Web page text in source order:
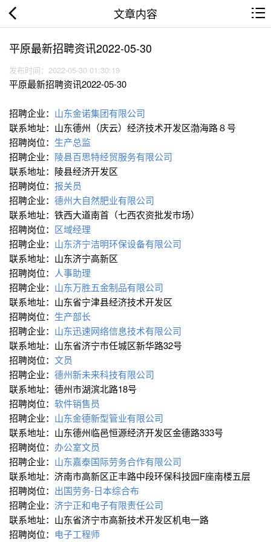
文章内容
平原最新招聘资讯2022-05-30
发布时间：2022-05-30 01:30:19
平原最新招聘资讯2022-05-30
招聘企业： 山东金诺集团有限公司
联系地址：山东德州（庆云）经济技术开发区渤海路８号
招聘岗位： 生产总监
招聘企业： 陵县百思特经贸服务有限公司
联系地址：陵县经济开发区
招聘岗位： 报关员
招聘企业： 德州大自然肥业有限公司
联系地址：铁西大道南首（七西农资批发市场）
招聘岗位： 区域经理
招聘企业： 山东济宁洁明环保设备有限公司
联系地址：山东济宁高新区
招聘岗位： 人事助理
招聘企业： 山东万胜五金制品有限公司
联系地址：山东省宁津县经济技术开发区
招聘岗位： 生产部长
招聘企业： 山东迅速网络信息技术有限公司
联系地址：山东省济宁市任城区新华路32号
招聘岗位： 文员
招聘企业： 德州新未来科技有限公司
联系地址：德州市湖滨北路18号
招聘岗位： 软件销售员
招聘企业： 山东金德新型管业有限公司
联系地址：山东德州临邑恒源经济开发区金德路333号
招聘岗位： 办公室文员
招聘企业： 山东嘉泰国际劳务合作有限公司
联系地址：济南市高新区正丰路中段环保科技园F座南楼五层
招聘岗位： 出国劳务-日本综合布
招聘企业： 济宁正和电子有限责任公司
联系地址：山东省济宁市高新技术开发区机电一路
招聘岗位： 电子工程师